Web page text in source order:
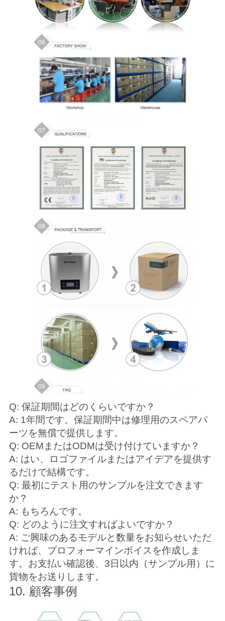
Q: 保証期間はどのくらいですか？
A: 1年間です。保証期間中は修理用のスペアパ
ーツを無償で提供します。
Q: OEMまたはODMは受け付けていますか？
A: はい、ロゴファイルまたはアイデアを提供す
るだけで結構です。
Q: 最初にテスト用のサンプルを注文できます
か？
A: もちろんです。
Q: どのように注文すればよいですか？
A: ご興味のあるモデルと数量をお知らせいただ
ければ、プロフォーマインボイスを作成しま
す。お支払い確認後、3日以内（サンプル用）に
貨物をお送りします。
10. 顧客事例